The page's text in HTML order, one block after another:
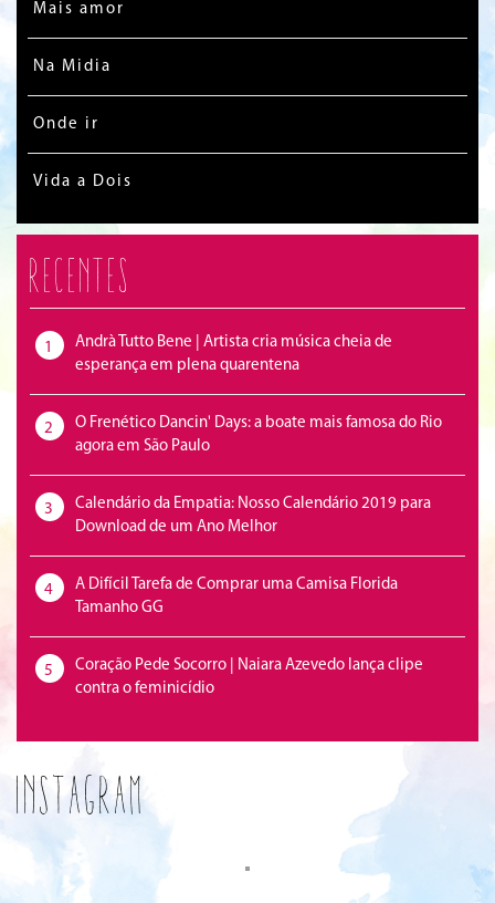
Mais amor
Na Midia
Onde ir
Vida a Dois
Recentes
1
Andrà Tutto Bene | Artista cria música cheia de
esperança em plena quarentena
2
O Frenético Dancin' Days: a boate mais famosa do Rio
agora em São Paulo
3
Calendário da Empatia: Nosso Calendário 2019 para
Download de um Ano Melhor
4
A Difícil Tarefa de Comprar uma Camisa Florida
Tamanho GG
5
Coração Pede Socorro | Naiara Azevedo lança clipe
contra o feminicídio
Instagram